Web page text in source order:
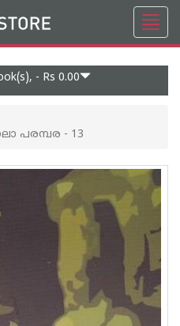
- Rs 0.00
പരമ്പര - 13